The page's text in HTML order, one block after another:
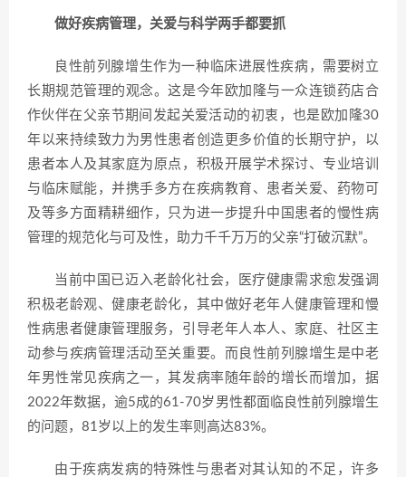
做好疾病管理，关爱与科学两手都要抓
良性前列腺增生作为一种临床进展性疾病，需要树立
长期规范管理的观念。这是今年欧加隆与一众连锁药店合
作伙伴在父亲节期间发起关爱活动的初衷，也是欧加隆30
年以来持续致力为男性患者创造更多价值的长期守护，以
患者本人及其家庭为原点，积极开展学术探讨、专业培训
与临床赋能，并携手多方在疾病教育、患者关爱、药物可
及等多方面精耕细作，只为进一步提升中国患者的慢性病
管理的规范化与可及性，助力千千万万的父亲“打破沉默”。
当前中国已迈入老龄化社会，医疗健康需求愈发强调
积极老龄观、健康老龄化，其中做好老年人健康管理和慢
性病患者健康管理服务，引导老年人本人、家庭、社区主
动参与疾病管理活动至关重要。而良性前列腺增生是中老
年男性常见疾病之一，其发病率随年龄的增长而增加，据
2022年数据，逾5成的61-70岁男性都面临良性前列腺增生
的问题，81岁以上的发生率则高达83%。
由于疾病发病的特殊性与患者对其认知的不足，许多